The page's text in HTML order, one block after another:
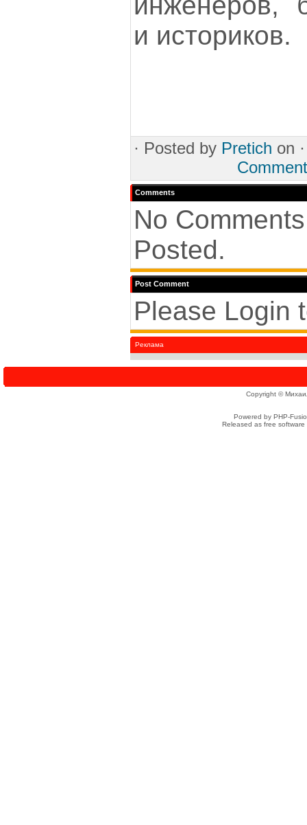
и историков.
· Posted by Pretich on
Comments
No
Posted.
Post Comment
Please Login
Реклама
Copyright ©
Powered by PHP-
Released as free